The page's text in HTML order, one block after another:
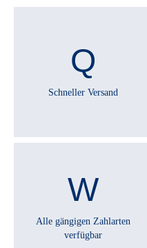
SCHALTHEBEL :
Shimano Nexus
Nabenschaltung
SCHEINWERFER :
Herrmans H-Black MR4, LED
SCHUTZBLECHE :
Schneller Versand
Alle gängigen Zahlarten
verfügbar